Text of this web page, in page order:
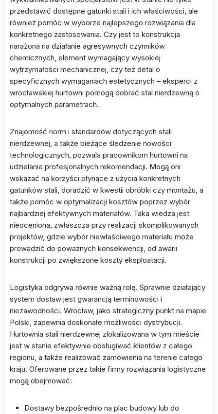
przedstawić dostępne gatunki stali i ich właściwości, ale
również pomóc w wyborze najlepszego rozwiązania dla
konkretnego zastosowania. Czy jest to konstrukcja
narażona na działanie agresywnych czynników
chemicznych, element wymagający wysokiej
wytrzymałości mechanicznej, czy też detal o
specyficznych wymaganiach estetycznych – eksperci z
wrocławskiej hurtowni pomogą dobrać stal nierdzewną o
optymalnych parametrach.
Znajomość norm i standardów dotyczących stali
nierdzewnej, a także bieżące śledzenie nowości
technologicznych, pozwala pracownikom hurtowni na
udzielanie profesjonalnych rekomendacji. Mogą oni
wskazać na korzyści płynące z użycia konkretnych
gatunków stali, doradzić w kwestii obróbki czy montażu, a
także pomóc w optymalizacji kosztów poprzez wybór
najbardziej efektywnych materiałów. Taka wiedza jest
nieoceniona, zwłaszcza przy realizacji skomplikowanych
projektów, gdzie wybór niewłaściwego materiału może
prowadzić do poważnych konsekwencji, od awarii
konstrukcji po zwiększone koszty eksploatacji.
Logistyka odgrywa równie ważną rolę. Sprawnie działający
system dostaw jest gwarancją terminowości i
niezawodności. Wrocław, jako strategiczny punkt na mapie
Polski, zapewnia doskonałe możliwości dystrybucji.
Hurtownia stali nierdzewnej zlokalizowana w tym mieście
jest w stanie efektywnie obsługiwać klientów z całego
regionu, a także realizować zamówienia na terenie całego
kraju. Oferowane przez takie firmy rozwiązania logistyczne
mogą obejmować:
Dostawy bezpośrednio na plac budowy lub do